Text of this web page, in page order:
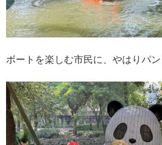
ボートを楽しむ市民に、やはりパン